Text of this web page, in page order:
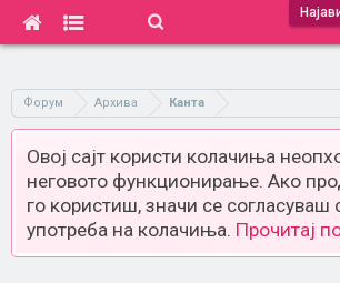
Форум Архива Канта
Овој сајт користи колачиња
неговото функционирање. Ако
го користиш, значи се согласуваш
употреба на колачиња. Прочитај